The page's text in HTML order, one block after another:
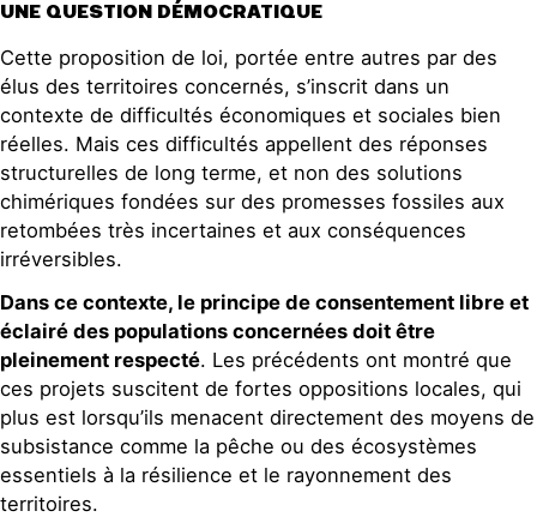
UNE QUESTION DÉMOCRATIQUE
Cette proposition de loi, portée entre autres par des
élus des territoires concernés, s’inscrit dans un
contexte de difficultés économiques et sociales bien
réelles. Mais ces difficultés appellent des réponses
structurelles de long terme, et non des solutions
chimériques fondées sur des promesses fossiles aux
retombées très incertaines et aux conséquences
irréversibles.
Dans ce contexte, le principe de consentement libre et
éclairé des populations concernées doit être
pleinement respecté. Les précédents ont montré que
ces projets suscitent de fortes oppositions locales, qui
plus est lorsqu’ils menacent directement des moyens de
subsistance comme la pêche ou des écosystèmes
essentiels à la résilience et le rayonnement des
territoires.